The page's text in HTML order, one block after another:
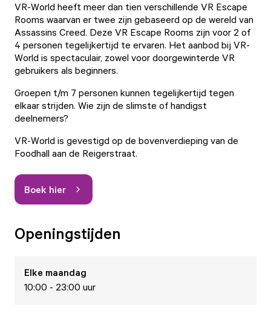
VR-World heeft meer dan tien verschillende VR Escape
Rooms waarvan er twee zijn gebaseerd op de wereld van
Assassins Creed. Deze VR Escape Rooms zijn voor 2 of
4 personen tegelijkertijd te ervaren. Het aanbod bij VR-
World is spectaculair, zowel voor doorgewinterde VR
gebruikers als beginners.
Groepen t/m 7 personen kunnen tegelijkertijd tegen
elkaar strijden. Wie zijn de slimste of handigst
deelnemers?
VR-World is gevestigd op de bovenverdieping van de
Foodhall aan de Reigerstraat.
Boek hier
Openingstijden
Elke maandag
10:00 - 23:00 uur